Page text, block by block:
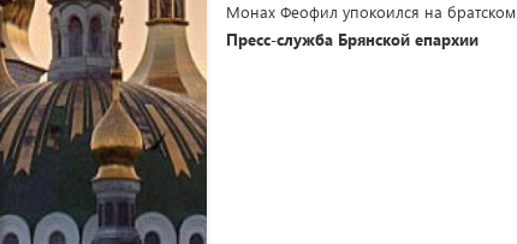
Монах Феофил упокоился на
Пресс-служба Брянской епархии